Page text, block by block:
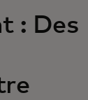
: Des